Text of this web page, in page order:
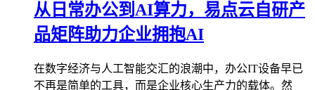
从日常办公到AI算力，易点云自研产
品矩阵助力企业拥抱AI
在数字经济与人工智能交汇的浪潮中，办公IT设备早已
不再是简单的工具，而是企业核心生产力的载体。然